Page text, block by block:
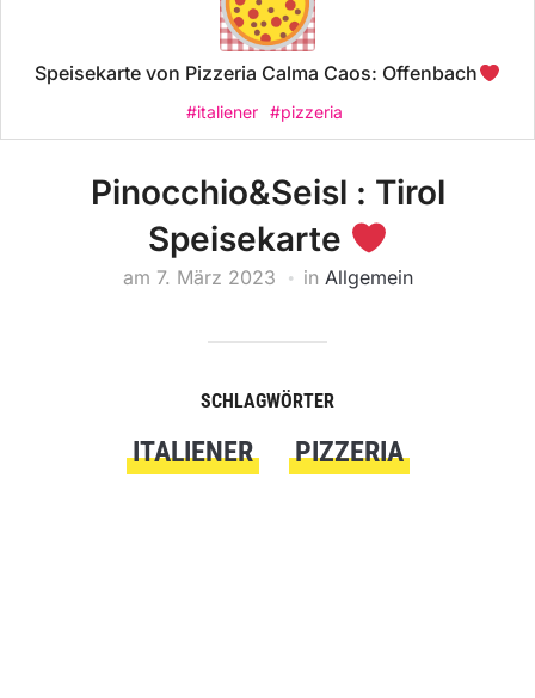
Speisekarte von Pizzeria Calma Caos: Offenbach
#italiener #pizzeria
Pinocchio&Seisl : Tirol
Speisekarte
am 7. März 2023 in Allgemein
SCHLAGWÖRTER
ITALIENER PIZZERIA